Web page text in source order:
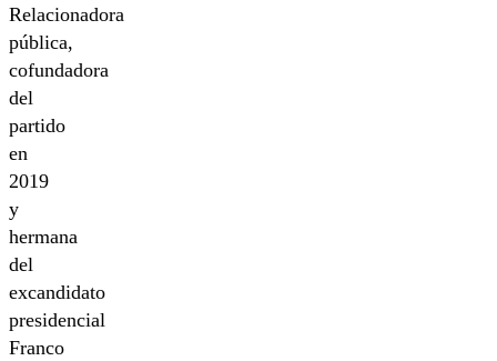
Relacionadora
pública,
cofundadora
del
partido
en
2019
y
hermana
del
excandidato
presidencial
Franco